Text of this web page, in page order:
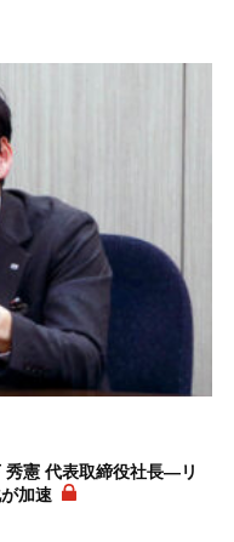
憲 代表取締役社長―リ
加速